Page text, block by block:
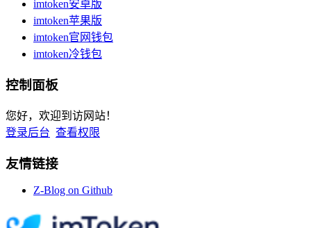
imtoken安卓版
imtoken苹果版
imtoken官网钱包
imtoken冷钱包
控制面板
您好，欢迎到访网站！
登录后台 查看权限
友情链接
Z-Blog on Github